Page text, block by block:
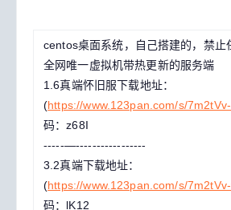
centos桌面系统，自己搭建的，禁止
全网唯一虚拟机带热更新的服务端
1.6真端怀旧服下载地址：
(https://www.123pan.com/s/
码：z68I
-----—-----------------
3.2真端下载地址：
(https://www.123pan.com/s/
码：lK12